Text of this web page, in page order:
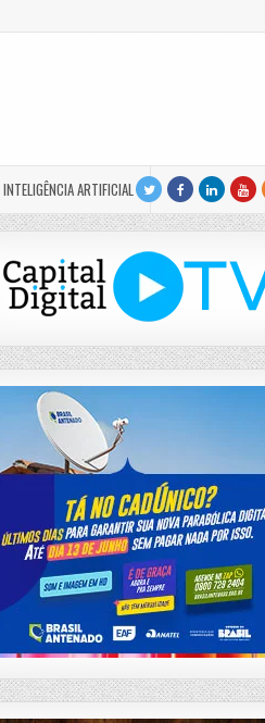
INTELIGÊNCIA ARTIFICIAL